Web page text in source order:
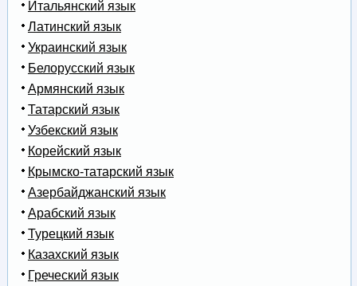
Итальянский язык
Латинский язык
Украинский язык
Белорусский язык
Армянский язык
Татарский язык
Узбекский язык
Корейский язык
Крымско-татарский язык
Азербайджанский язык
Арабский язык
Турецкий язык
Казахский язык
Греческий язык